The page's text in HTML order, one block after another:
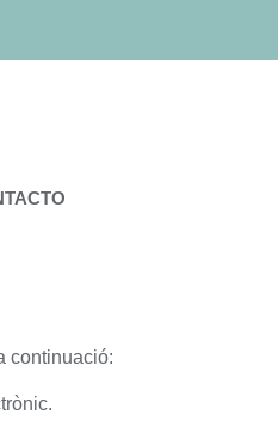
continuació: